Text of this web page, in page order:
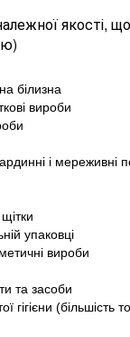
якості,
білизна
вироби
і мереживні
упаковці
вироби
та засоби
гігієни (більшість